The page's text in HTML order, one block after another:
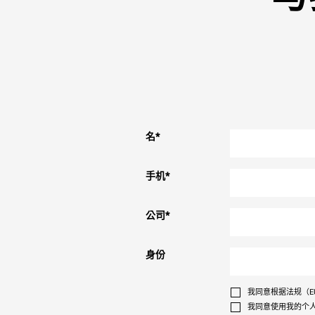
名*
手机*
公司*
身份
我同意根据法规（
我同意使用我的个